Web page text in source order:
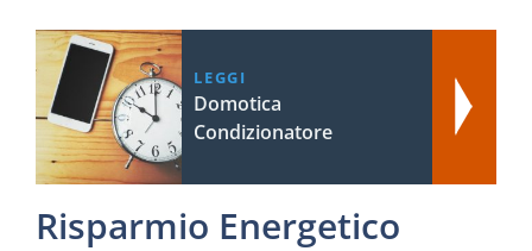
LEGGI
Domotica
Condizionatore
Risparmio Energetico